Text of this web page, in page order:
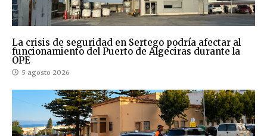
La crisis de seguridad en Sertego podría afectar al
funcionamiento del Puerto de Algeciras durante la
OPE
5 agosto 2026